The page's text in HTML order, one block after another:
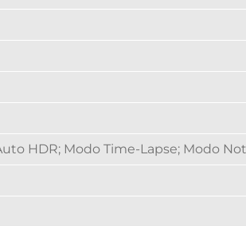
HDR; Modo Time-Lapse; Modo